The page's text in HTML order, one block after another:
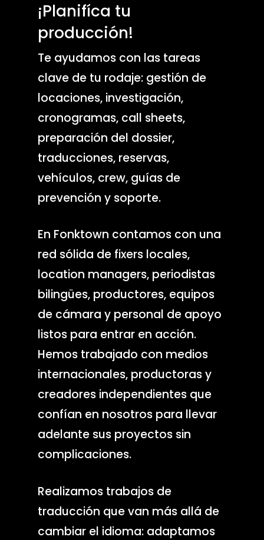
¡Planifíca tu
producción!
Te ayudamos con las tareas
clave de tu rodaje: gestión de
locaciones, investigación,
cronogramas, call sheets,
preparación del dossier,
traducciones, reservas,
vehículos, crew, guías de
prevención y soporte.
En Fonktown contamos con una
red sólida de fixers locales,
location managers, periodistas
bilingües, productores, equipos
de cámara y personal de apoyo
listos para entrar en acción.
Hemos trabajado con medios
internacionales, productoras y
creadores independientes que
confían en nosotros para llevar
adelante sus proyectos sin
complicaciones.
Realizamos trabajos de
traducción que van más allá de
cambiar el idioma: adaptamos